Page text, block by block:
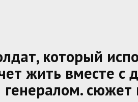
который
жить вместе с
сюжет